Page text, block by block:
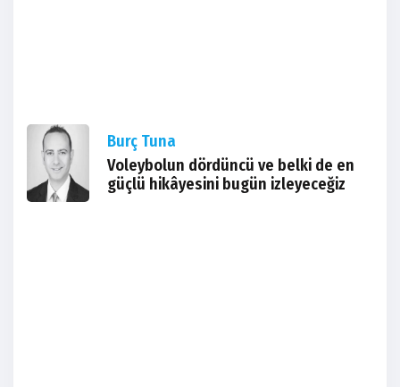
Burç Tuna
Voleybolun dördüncü ve belki de en
güçlü hikâyesini bugün izleyeceğiz